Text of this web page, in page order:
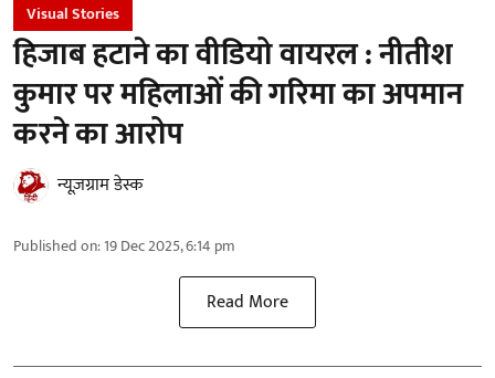
Visual Stories
हिजाब हटाने का वीडियो वायरल : नीतीश
कुमार पर महिलाओं की गरिमा का अपमान
करने का आरोप
न्यूज़ग्राम डेस्क
Published on:19 Dec 2025, 6:14 pm
Read More